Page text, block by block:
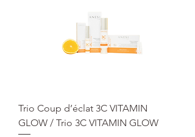
Trio Coup d’éclat 3C VITAMIN
GLOW / Trio 3C VITAMIN GLOW